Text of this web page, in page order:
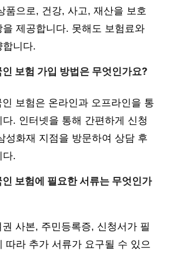
품으로, 건강, 사고, 재산을 보호
제공합니다. 못해도 보험료와
합니다.
보험 가입 방법은 무엇인가요?
보험은 온라인과 오프라인을 통
. 인터넷을 통해 간편하게 신청
성화재 지점을 방문하여 상담 후
다.
보험에 필요한 서류는 무엇인가
사본, 주민등록증, 신청서가 필
따라 추가 서류가 요구될 수 있으